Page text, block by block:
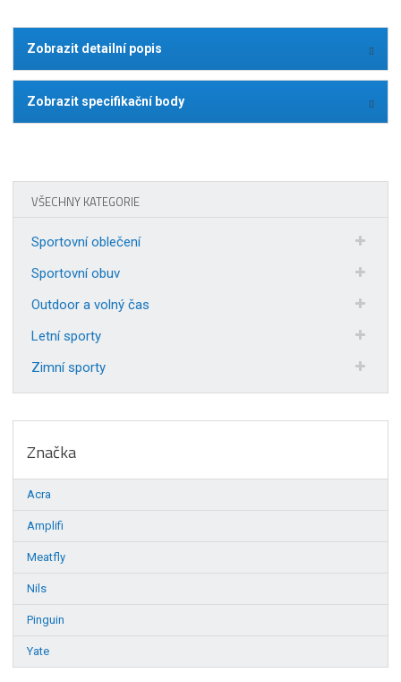
Zobrazit detailní popis
Zobrazit specifikační body
VŠECHNY KATEGORIE
Sportovní oblečení
Sportovní obuv
Outdoor a volný čas
Letní sporty
Zimní sporty
Značka
Acra
Amplifi
Meatfly
Nils
Pinguin
Yate